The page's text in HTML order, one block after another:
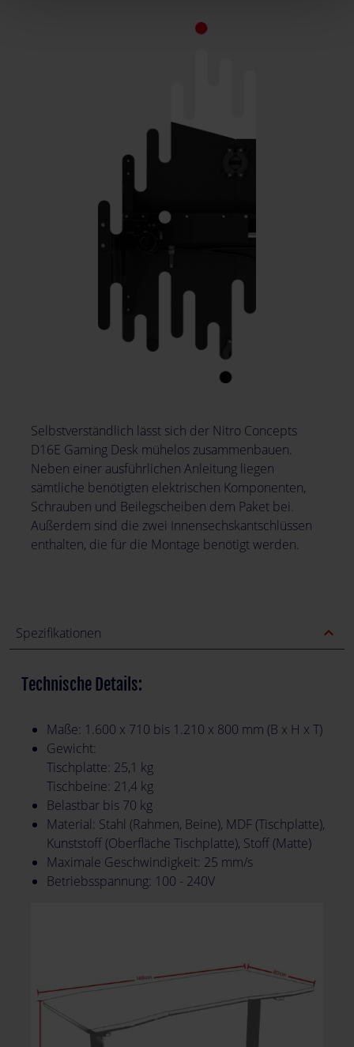
Selbstverständlich lässt sich der Nitro Concepts
D16E Gaming Desk mühelos zusammenbauen.
Neben einer ausführlichen Anleitung liegen
sämtliche benötigten elektrischen Komponenten,
Schrauben und Beilegscheiben dem Paket bei.
Außerdem sind die zwei Innensechskantschlüssen
enthalten, die für die Montage benötigt werden.
Spezifikationen expand_less
Technische Details:
Maße: 1.600 x 710 bis 1.210 x 800 mm (B x H x T)
Gewicht:
Tischplatte: 25,1 kg
Tischbeine: 21,4 kg
Belastbar bis 70 kg
Material: Stahl (Rahmen, Beine), MDF (Tischplatte),
Kunststoff (Oberfläche Tischplatte), Stoff (Matte)
Maximale Geschwindigkeit: 25 mm/s
Betriebsspannung: 100 - 240V